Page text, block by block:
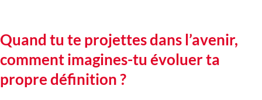
Quand tu te projettes dans l’avenir,
comment imagines-tu évoluer ta
propre définition ?